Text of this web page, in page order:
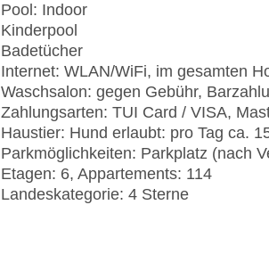
Pool: Indoor
Kinderpool
Badetücher
Internet: WLAN/WiFi, im gesamten
Waschsalon: gegen Gebühr,
Zahlungsarten: TUI Card / VISA,
Haustier: Hund erlaubt: pro Tag ca.
Parkmöglichkeiten: Parkplatz (nach
Etagen: 6, Appartements: 114
Landeskategorie: 4 Sterne